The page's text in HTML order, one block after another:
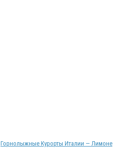
Горнолыжные Курорты Италии — Лимоне